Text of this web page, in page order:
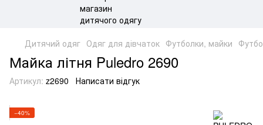
Дитячий одяг Одяг для дівчаток Футболки, майки
Майка літня Puledro 2690
Артикул: z2690 Написати відгук
−40%